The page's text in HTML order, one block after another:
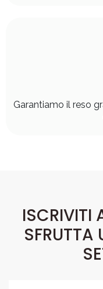
Garantiamo il reso
ISCRIVITI
SFRUTTA